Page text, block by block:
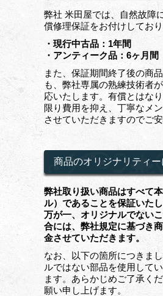
弊社 米田屋では、自然故障
償修理保証をお付けしており
・現行中古品：1年間
・アンティーク品：6ヶ月間
また、保証期間終了後の商
も、弊社専属の熟練技術者
応いたします。有償とはな
限り費用を抑え、丁寧なメ
させていただきますのでご
商品のオリジナリティ
弊社取り扱い商品はすべて
ル）であることを保証いたし
万が一、オリジナルでない
合には、弊社規定に基づき
金させていただきます。
なお、以下の箇所につきま
ルではない部品を使用して
ます。あらかじめご了承く
願い申し上げます。